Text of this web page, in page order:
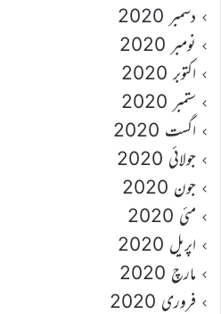
دسمبر 2020
نومبر 2020
اکتوبر 2020
ستمبر 2020
اگست 2020
جولائی 2020
جون 2020
مئی 2020
اپریل 2020
مارچ 2020
فروری 2020